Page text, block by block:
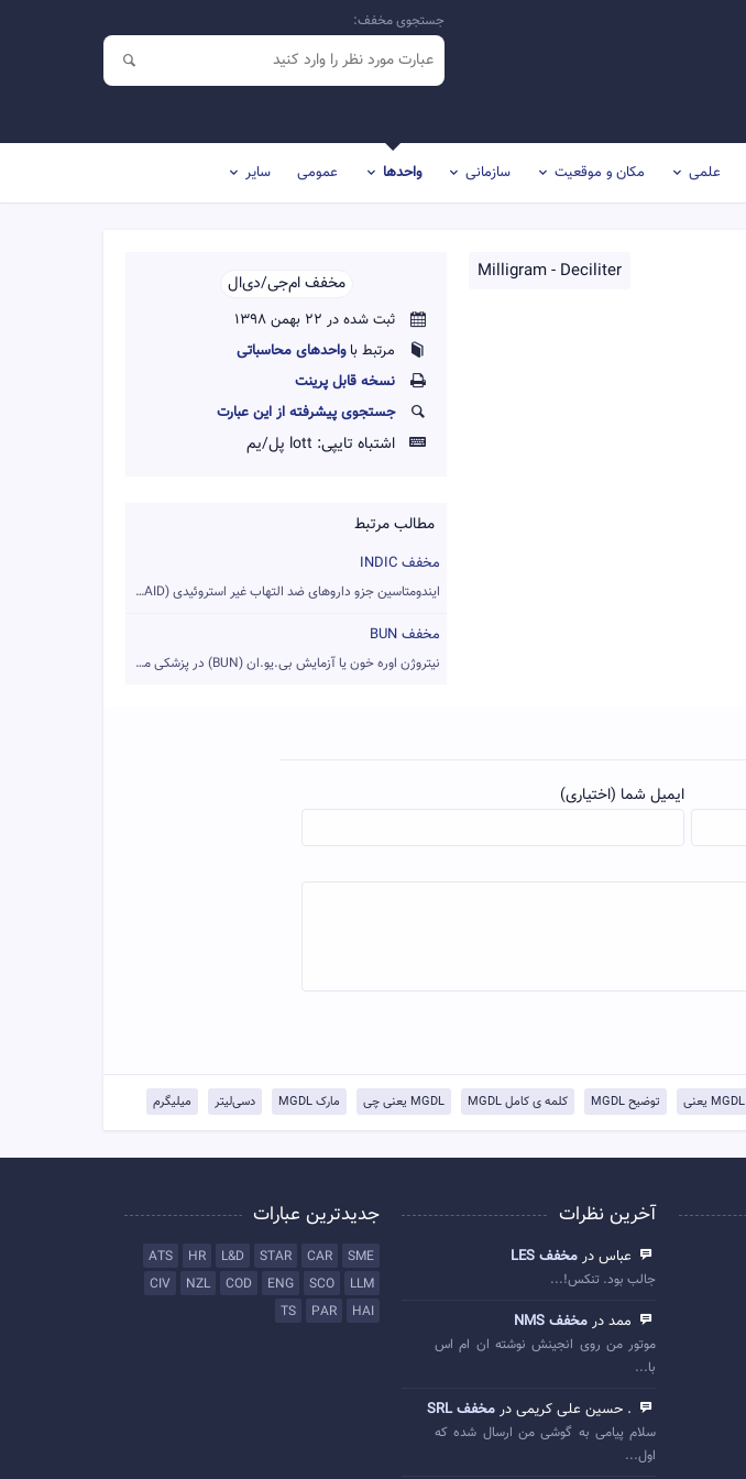
جستجوی مخفف:
علمی مکان و موقعیت سازمانی واحدها عمومی سایر
Milligram - Deciliter مخفف ام‌جی‌/‌دی‌ال‌‌
ثبت شده در 22 بهمن 1398
مرتبط باواحدهای محاسباتی
نسخه قابل پرينت
جستجوی پیشرفته از این عبارت
اشتباه تایپی: lott پل/یم
مطالب مرتبط
مخفف INDIC
ایندومتاسین جزو داروهای ضد التهاب غیر استروئیدی (NSAID) می‌ب...
مخفف BUN
نیتروژن اوره خون یا آزمایش بی‌.یو.ان (BUN) در پزشکی میزان او...
ایمیل شما (اختیاری)
MGDL یعنی توضيح MGDL کلمه ی کامل MGDL MGDL یعنی چی مارک MGDL دسی‌لیتر میلیگرم
آخرین نظرات
عباس در مخفف LES
جالب بود. تنکس!...
ممد در مخفف NMS
موتور من روی انجینش نوشته ان ام اس
با...
. حسین علی کریمی در مخفف SRL
سلام پیامی به گوشی من ارسال شده که
اول...
جدیدترین عبارات
SME
CAR
STAR
L&D
HR
ATS
LLM
SCO
ENG
COD
NZL
CIV
HAI
PAR
TS